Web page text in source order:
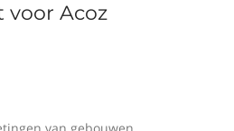
voor Acoz